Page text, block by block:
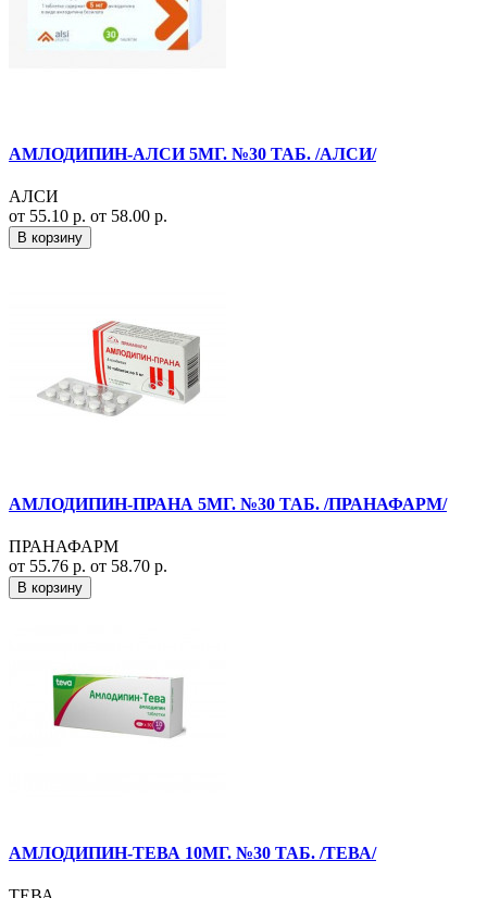
АМЛОДИПИН-АЛСИ 5МГ. №30 ТАБ. /АЛСИ/
АЛСИ
от 55.10 р. от 58.00 р.
В корзину
АМЛОДИПИН-ПРАНА 5МГ. №30 ТАБ. /ПРАНАФАРМ/
ПРАНАФАРМ
от 55.76 р. от 58.70 р.
В корзину
АМЛОДИПИН-ТЕВА 10МГ. №30 ТАБ. /ТЕВА/